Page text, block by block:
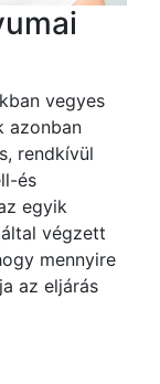
vegyes
azonban
rendkívül
és
egyik
végzett
mennyire
az eljárás